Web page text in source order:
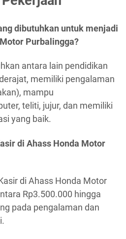
dibutuhkan untuk menjadi
Purbalingga?
antara lain pendidikan
memiliki pengalaman
mampu
teliti, jujur, dan memiliki
yang baik.
di Ahass Honda Motor
di Ahass Honda Motor
Rp3.500.000 hingga
pada pengalaman dan